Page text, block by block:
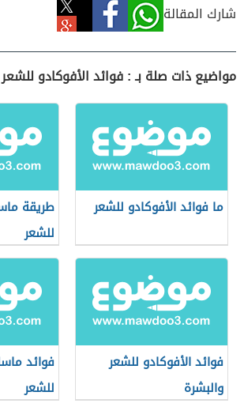
شارك المقالة
مواضيع ذات صلة بـ : فوائد الأفوكادو للشعر
ما فوائد الأفوكادو للشعر
طريقة
للشعر
فوائد الأفوكادو للشعر
والبشرة
فوائد
للشعر